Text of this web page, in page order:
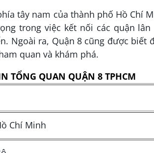
tây nam của thành phố Hồ Chí
trong việc kết nối các quận lân
Ngoài ra, Quận 8 cũng được biết
quan và khám phá.
TỔNG QUAN QUẬN 8 TPHCM
Chí Minh